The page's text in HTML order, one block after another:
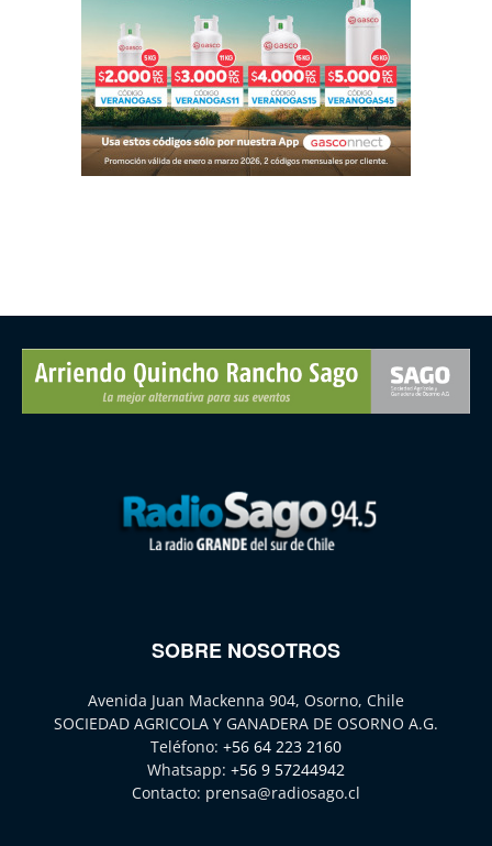
SOBRE NOSOTROS
Avenida Juan Mackenna 904, Osorno, Chile
SOCIEDAD AGRICOLA Y GANADERA DE OSORNO A.G.
Teléfono: +56 64 223 2160
Whatsapp: +56 9 57244942
Contacto: prensa@radiosago.cl